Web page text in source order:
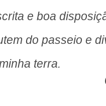
e boa
do passeio e
terra.